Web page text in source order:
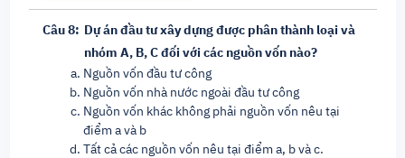
Câu 8: Dự án đầu tư xây dựng được phân thành loại và
nhóm A, B, C đối với các nguồn vốn nào?
Nguồn vốn đầu tư công
Nguồn vốn nhà nước ngoài đầu tư công
Nguồn vốn khác không phải nguồn vốn nêu tại
điểm a và b
Tất cả các nguồn vốn nêu tại điểm a, b và c.